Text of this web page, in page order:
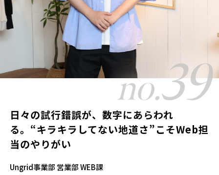
no.39
日々の試行錯誤が、数字にあらわれ
る。“キラキラしてない地道さ”こそWeb担
当のやりがい
Ungrid事業部 営業部 WEB課